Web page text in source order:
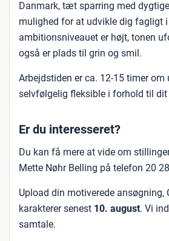
Danmark, tæt sparring med
mulighed for at udvikle dig fagligt
ambitionsniveauet er højt, tonen
også er plads til grin og smil.
Arbejdstiden er ca. 12-15 timer om
selvfølgelig fleksible i forhold til dit
Er du interesseret?
Du kan få mere at vide om
Mette Nøhr Belling på telefon 20
Upload din motiverede ansøgning,
karakterer senest 10. august. Vi
samtale.